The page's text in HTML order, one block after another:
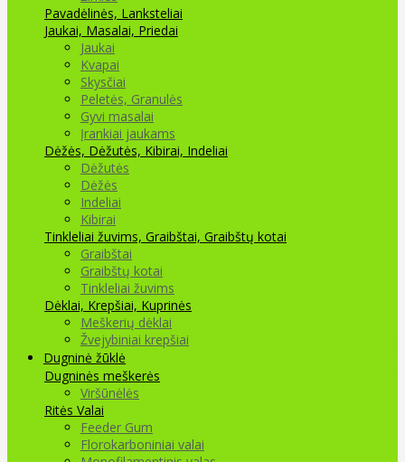
Pavadėlinės, Lanksteliai
Jaukai, Masalai, Priedai
Jaukai
Kvapai
Skysčiai
Peletės, Granulės
Gyvi masalai
Įrankiai jaukams
Dėžės, Dėžutės, Kibirai, Indeliai
Dėžutės
Dėžės
Indeliai
Kibirai
Tinkleliai žuvims, Graibštai, Graibštų kotai
Graibštai
Graibštų kotai
Tinkleliai žuvims
Dėklai, Krepšiai, Kuprinės
Meškerių dėklai
Žvejybiniai krepšiai
Dugninė žūklė
Dugninės meškerės
Viršūnėlės
Ritės Valai
Feeder Gum
Florokarboniniai valai